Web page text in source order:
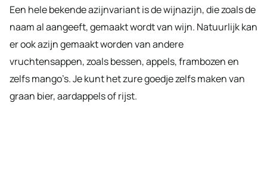
Een hele bekende azijnvariant is de wijnazijn, die zoals de
naam al aangeeft, gemaakt wordt van wijn. Natuurlijk kan
er ook azijn gemaakt worden van andere
vruchtensappen, zoals bessen, appels, frambozen en
zelfs mango’s. Je kunt het zure goedje zelfs maken van
graan bier, aardappels of rijst.